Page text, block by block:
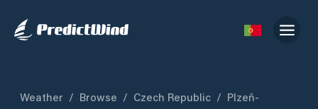
Weather / Browse / Czech Republic / Plzeň-